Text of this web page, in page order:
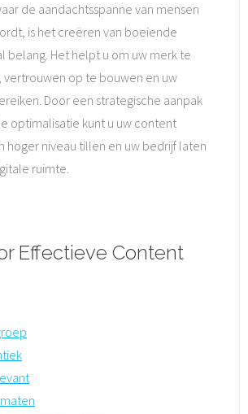
de aandachtsspanne van mensen
is het creëren van boeiende
belang. Het helpt u om uw merk te
op te bouwen en uw
Door een strategische aanpak
optimalisatie kunt u uw content
hoger niveau tillen en uw bedrijf laten
ruimte.
Effectieve Content